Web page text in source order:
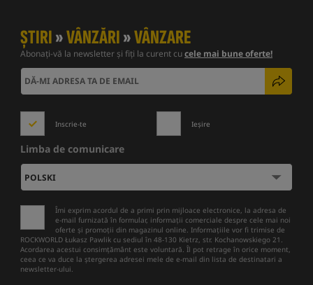
ȘTIRI»VÂNZĂRI»VÂNZARE
Abonați-vă la newsletter și fiți la curent cucele mai bune oferte!
Inscrie-te Ieșire
Limba de comunicare
Îmi exprim acordul de a primi prin mijloace electronice, la adresa de
e-mail furnizată în formular, informații comerciale despre cele mai noi
oferte și promoții din magazinul online. Informațiile vor fi trimise de
ROCKWORLD Łukasz Pawlik cu sediul în 48-130 Kietrz, str. Kochanowskiego 21.
Acordarea acestui consimțământ este voluntară. Îl pot retrage în orice moment,
ceea ce va duce la ștergerea adresei mele de e-mail din lista de destinatari a
newsletter-ului.